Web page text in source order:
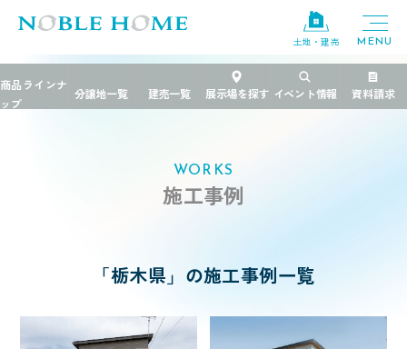
土地・建売
施工事例 栃木県
WORKS
施工事例
「栃木県」の施工事例一覧
×
エリア